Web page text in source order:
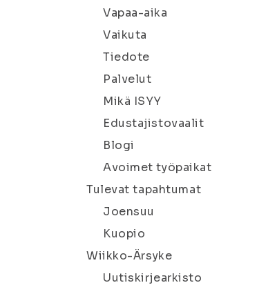
Vapaa-aika
Vaikuta
Tiedote
Palvelut
Mikä ISYY
Edustajistovaalit
Blogi
Avoimet työpaikat
Tulevat tapahtumat
Joensuu
Kuopio
Wiikko-Ärsyke
Uutiskirjearkisto